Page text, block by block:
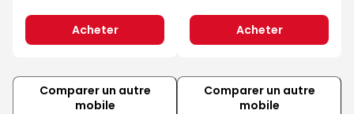
Acheter Acheter
Comparer un autre
mobile
Comparer un autre
mobile